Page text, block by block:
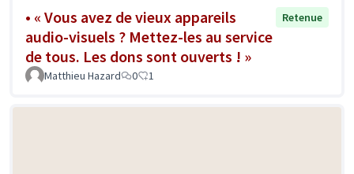
• « Vous avez de vieux appareils
audio-visuels ? Mettez-les au service
de tous. Les dons sont ouverts ! »
Retenue
Matthieu Hazard 0 1